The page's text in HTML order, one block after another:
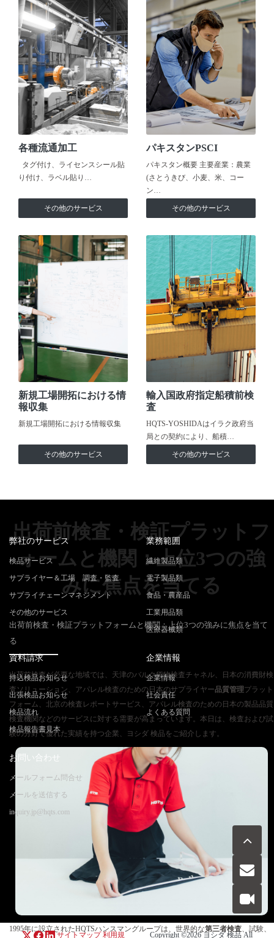
各種流通加工
タグ付け、ライセンスシール貼
り付け、ラベル貼り…
その他のサービス
パキスタンPSCI
パキスタン概要 主要産業：農業
(さとうきび、小麦、米、コー
ン…
その他のサービス
新規工場開拓における情
報収集
新規工場開拓における情報収集
その他のサービス
輸入国政府指定船積前検
査
HQTS-YOSHIDAはイラク政府当
局との契約により、船積…
その他のサービス
出荷前検査・検証プラットフ
ォームと機関：上位3つの強
みに焦点を当てる
出荷前検査・検証プラットフォームと機関：上位3つの強みに焦点を当て
る
出荷前検査が必要な地域では、天津のバルク貨物検査チャネル、日本の消費財検
査ソリューション、アパレル検査のための日本のサプライヤー品質管理プラット
フォーム、北京の検査レポートサービス、アパレル検査のための日本の製品品質
検査機関などのサービスに対する需要が高まっています。本日は、検査および試
験の分野で優れた実績を持つ企業、ヨシダ 検品をご紹介します。
1995年に設立されたHQTSハンスマングループは、世界的な第三者検査 、試験、
弊社のサービス
検品サービス
サプライヤー＆工場 調査・監査
サプライチェーンマネジメント
その他のサービス
業務範囲
繊維製品類
電子製品類
食品・農産品
工業用品類
医療器械類
資料請求
持込検品お知らせ
出張検品お知らせ
検品流れ
検品報告書見本
企業情報
企業情報
社会責任
よくある質問
お問い合わせ
メールフォーム問合せ
メールを送信する
inquiry.jp@hqts.com
お電話でのお問い合わせ
サイトマップ 利用規 Copyright ©2026ヨシダ 検品All